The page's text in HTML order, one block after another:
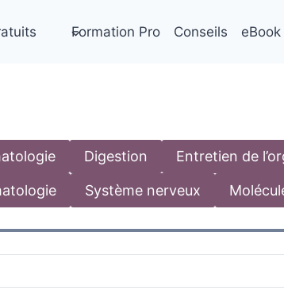
Formation Pro Conseils eBook
Digestion Entretien de
Système nerveux